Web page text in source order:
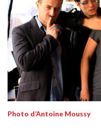
Photo d’Antoine Moussy